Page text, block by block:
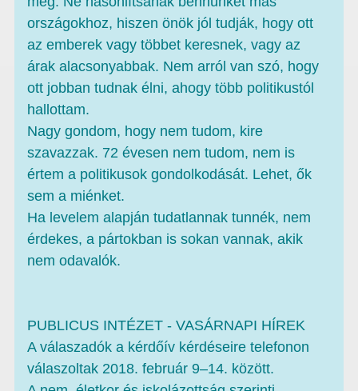
országokhoz, hiszen önök jól tudják, hogy ott
az emberek vagy többet keresnek, vagy az
árak alacsonyabbak. Nem arról van szó, hogy
ott jobban tudnak élni, ahogy több politikustól
hallottam.
Nagy gondom, hogy nem tudom, kire
szavazzak. 72 évesen nem tudom, nem is
értem a politikusok gondolkodását. Lehet, ők
sem a miénket.
Ha levelem alapján tudatlannak tunnék, nem
érdekes, a pártokban is sokan vannak, akik
nem odavalók.
PUBLICUS INTÉZET - VASÁRNAPI HÍREK
A válaszadók a kérdőív kérdéseire telefonon
válaszoltak 2018. február 9–14. között.